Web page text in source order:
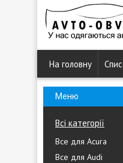
На головну
Всі категорії
Все для Acura
Все для Audi